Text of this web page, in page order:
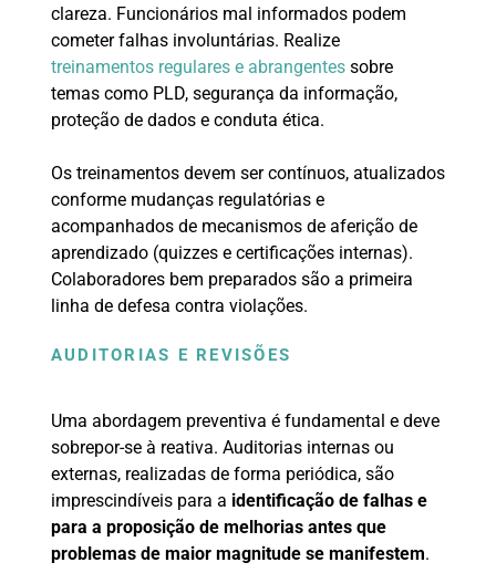
clareza. Funcionários mal informados podem
cometer falhas involuntárias. Realize
treinamentos regulares e abrangentessobre
temas como PLD, segurança da informação,
proteção de dados e conduta ética.
Os treinamentos devem ser contínuos, atualizados
conforme mudanças regulatórias e
acompanhados de mecanismos de aferição de
aprendizado (quizzes e certificações internas).
Colaboradores bem preparados são a primeira
linha de defesa contra violações.
AUDITORIAS E REVISÕES
Uma abordagem preventiva é fundamental e deve
sobrepor-se à reativa. Auditorias internas ou
externas, realizadas de forma periódica, são
imprescindíveis para a identificação de falhas e
para a proposição de melhorias antes que
problemas de maior magnitude se manifestem.